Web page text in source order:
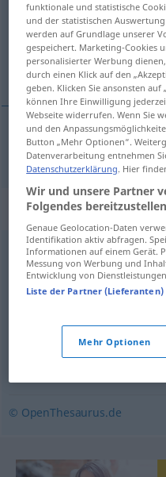
Übersicht aller
(Für mehr Details die
odaja, prostorija
odaja,prostorija
Synonyme
Aufregung,Theater (ugs.)
Rummel (ugs.),Hysterie
Loch (ugs.,
Rumpelkammer (ugs.,
© OpenThesaurus.de
funktionale und statistische
und der statistischen
werden auf Grundlage unserer
gespeichert. Marketing-Cookies
personalisierter Werbung
durch einen Klick auf den
geben. Klicken Sie ansonsten
können Ihre Einwilligung
Webseite widerrufen. Wenn Sie
und den
Button „Mehr Optionen“.
Datenverarbeitung entnehmen
Datenschutzerklärung. Hier
Wir und unsere Partner
Folgendes
Genaue Geolocation-Daten
Identifikation aktiv abfragen.
Informationen auf einem Gerät.
Messung von Werbung und
Entwicklung von
Liste der Partner (Lieferanten)
Mehr Optionen